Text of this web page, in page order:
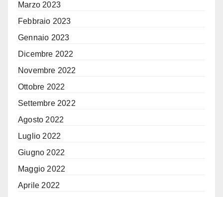
Marzo 2023
Febbraio 2023
Gennaio 2023
Dicembre 2022
Novembre 2022
Ottobre 2022
Settembre 2022
Agosto 2022
Luglio 2022
Giugno 2022
Maggio 2022
Aprile 2022